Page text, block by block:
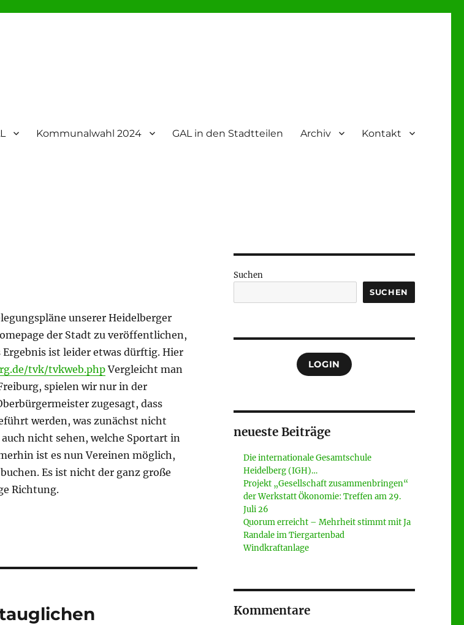
Kommunalwahl 2024 GAL in den Stadtteilen Archiv Kontakt
unserer Heidelberger
der Stadt zu veröffentlichen,
ist leider etwas dürftig. Hier
tvk/tvkweb.phpVergleicht man
spielen wir nur in der
zugesagt, dass
werden, was zunächst nicht
nicht sehen, welche Sportart in
ist es nun Vereinen möglich,
Es ist nicht der ganz große
Richtung.
Suchen
SUCHEN
LOGIN
neueste Beiträge
Die internationale Gesamtschule
Heidelberg (IGH)…
Projekt „Gesellschaft zusammenbringen“
der Werkstatt Ökonomie: Treffen am 29.
Juli 26
Quorum erreicht – Mehrheit stimmt mit Ja
Randale im Tiergartenbad
Windkraftanlage
Kommentare